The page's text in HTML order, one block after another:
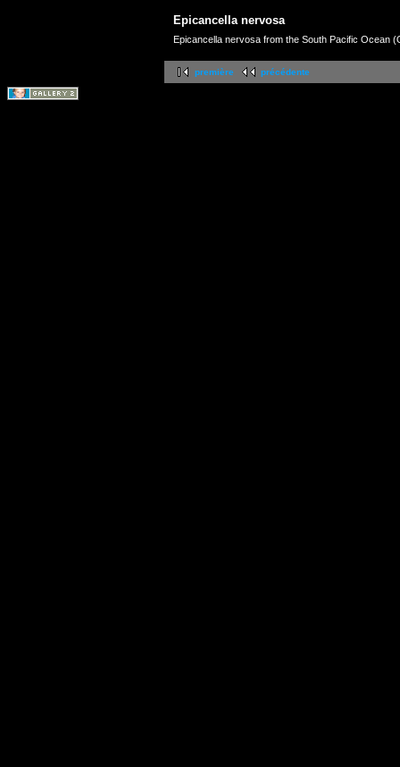
Epicancella nervosa
Epicancella nervosa from the South Pacific Ocean
première précédente